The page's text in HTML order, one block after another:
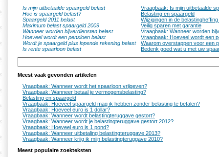
Is mijn uitbetaalde spaargeld belast
Vraagbaak: Is mijn uitbetaalde
Hoe is spaargeld belast?
Belasting en spaargeld
Spaargeld 2011 belast
Wijzigingen in de
Maximum belast spaargeld 2009
Veilig sparen met garantie
Wanneer worden bijverdiensten belast
Vraagbaak: Wanneer worden
Hoeveel wordt een pensioen belast
Vraagbaak: Hoeveel wordt een
Wordt je spaargeld plus lopende rekening belast
Waarom overstappen voor een
Is rente spaarloon belast
Bedenk goed wat u met uw
Meest vaak gevonden artikelen
Vraagbaak: Wanneer wordt het spaarloon vrijgeven?
Vraagbaak: Wanneer betaal je vermogensbelasting?
Belasting en spaargeld
Vraagbaak: Hoeveel spaargeld mag ik hebben zonder belasting te betalen?
Vraagbaak: Hoeveel euro is 1 dollar?
Vraagbaak: Wanneer wordt belastingteruggave gestort?
Vraagbaak: Wanneer wordt je belastingteruggave gestort 2012?
Vraagbaak: Hoeveel euro is 1 pond?
Vraagbaak: Wanneer uitbetaling belastingteruggave 2013?
Vraagbaak: Wanneer krijg ik mijn belastingteruggave 2010?
Meest populaire zoekteksten